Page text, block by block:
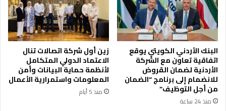
خ
ي
ر
أ
ه
ل
ا
ل
خ
ي
د
ا
م
ن
ج
م
ع
ي
ة
د
البنك الأردني الكويتي يوقع
اتفاقية تعاون مع الشركة
الأردنية لضمان القروض
للانضمام إلى برنامج “الضمان
من أجل التوظيف”
منذ 24 ساعة
زين أول شركة اتصالات تنال
الاعتماد الدولي المتكامل
لأنظمة حماية البيانات وأمن
المعلومات واستمرارية الأعمال
منذ 5 أيام